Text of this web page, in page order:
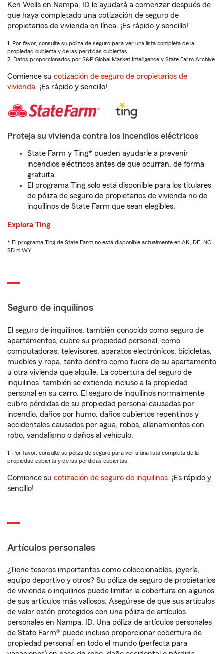
Ken Wells en Nampa, ID le ayudará a comenzar después de
que haya completado una cotización de seguro de
propietarios de vivienda en línea. ¡Es rápido y sencillo!
1. Por favor, consulte su póliza de seguro para ver una lista completa de la
propiedad cubierta y de las pérdidas cubiertas.
2. Datos proporcionados por S&P Global Market Intelligence y State Farm Archive.
Comience su cotización de seguro de propietarios de
vivienda. ¡Es rápido y sencillo!
Proteja su vivienda contra los incendios eléctricos
State Farm y Ting* pueden ayudarle a prevenir
incendios eléctricos antes de que ocurran, de forma
gratuita.
El programa Ting solo está disponible para los titulares
de póliza de seguro de propietarios de vivienda no de
inquilinos de State Farm que sean elegibles.
Explora Ting
* El programa Ting de State Farm no está disponible actualmente en AK, DE, NC,
SD ni WY
Seguro de inquilinos
El seguro de inquilinos, también conocido como seguro de
apartamentos, cubre su propiedad personal, como
computadoras, televisores, aparatos electrónicos, bicicletas,
muebles y ropa, tanto dentro como fuera de su apartamento
u otra vivienda que alquile. La cobertura del seguro de
inquilinos1 también se extiende incluso a la propiedad
personal en su carro. El seguro de inquilinos normalmente
cubre pérdidas de su propiedad personal causadas por
incendio, daños por humo, daños cubiertos repentinos y
accidentales causados por agua, robos, allanamientos con
robo, vandalismo o daños al vehículo.
1. Por favor, consulte su póliza de seguro para ver a una lista completa de la
propiedad cubierta y de las pérdidas cubiertas.
Comience su cotización de seguro de inquilinos. ¡Es rápido y
sencillo!
Artículos personales
¿Tiene tesoros importantes como coleccionables, joyería,
equipo deportivo y otros? Su póliza de seguro de propietarios
de vivienda o inquilinos puede limitar la cobertura en algunos
de sus artículos más valiosos. Asegúrese de que sus artículos
de valor estén protegidos con una póliza de artículos
personales en Nampa, ID. Una póliza de artículos personales
de State Farm® puede incluso proporcionar cobertura de
propiedad personal 1 en todo el mundo (perfecta para